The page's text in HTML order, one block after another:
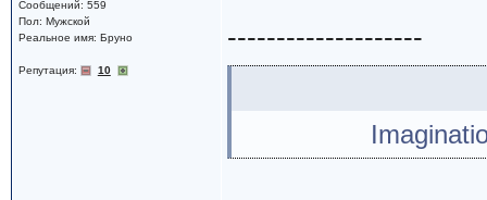
Сообщений: 559
Пол: Мужской
Реальное имя: Бруно
Репутация: 10
--------------------